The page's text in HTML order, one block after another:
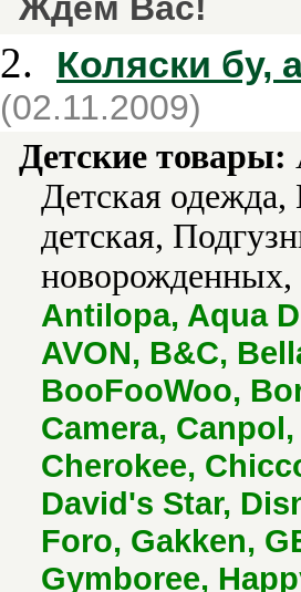
2. Коляски бу,
(02.11.2009)
Детские товары:
Детская
детская,
Antilopa, Aqua
AVON, B&C,
BooFooWoo,
Camera,
Cherokee,
David's Star,
Foro, Gakken,
Gymboree,